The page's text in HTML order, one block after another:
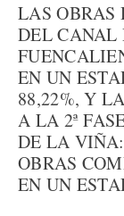
LAS OBRAS
DEL CANAL
EN UN
88,22%, Y
A LA 2ª
DE LA
OBRAS
EN UN